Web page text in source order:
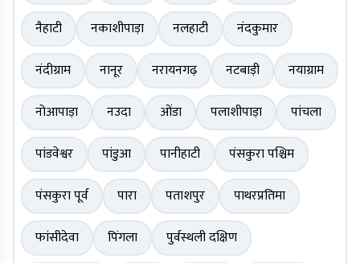
नैहाटी
नकाशीपाड़ा नलहाटी
नंदकुमार
नंदीग्राम
नानूर नरायनगढ़ नटबाड़ी
नयाग्राम
नोआपाड़ा
नउदा ओंडा पलाशीपाड़ा
पांचला
पांडवेश्वर
पांडुआ पानीहाटी
पंसकुरा पश्चिम
पंसकुरा पूर्व
पारा पताशपुर
पाथरप्रतिमा
फांसीदेवा
पिंगला पुर्वस्थली दक्षिण